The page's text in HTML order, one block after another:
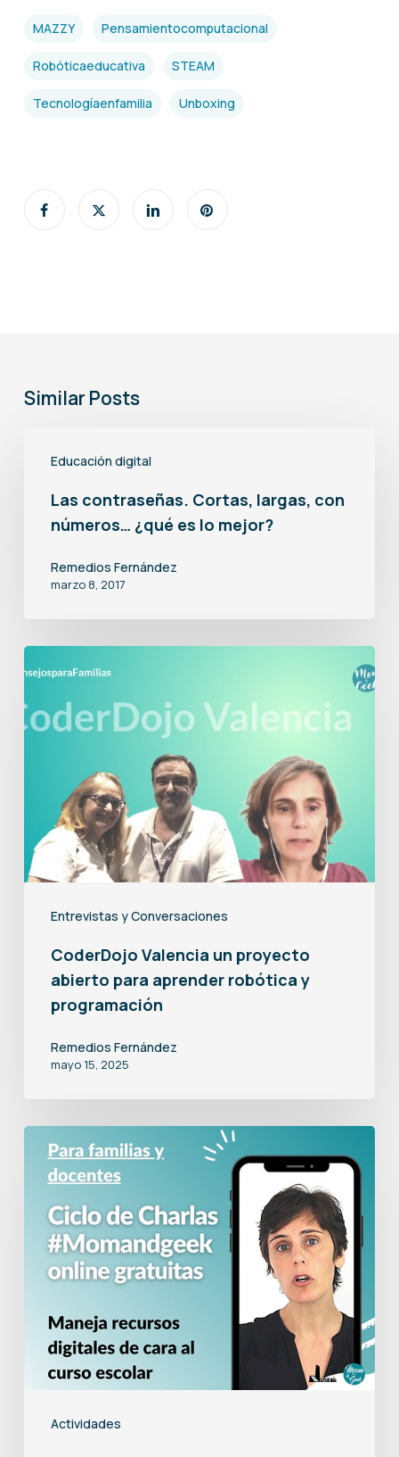
MAZZY Pensamientocomputacional
Robóticaeducativa STEAM
Tecnologíaenfamilia Unboxing
Similar Posts
Educación digital
contraseñas.
Cortas,
largas,
números…
es
lo
mejor?
Las contraseñas. Cortas, largas, con
números… ¿qué es lo mejor?
Remedios Fernández
marzo 8, 2017
Entrevistas y Conversaciones
un
aprender
robótica
y
programación
CoderDojo Valencia un proyecto
abierto para aprender robótica y
programación
Remedios Fernández
mayo 15, 2025
Actividades
ciclo
charlas
para
ayudar
familias
docentes